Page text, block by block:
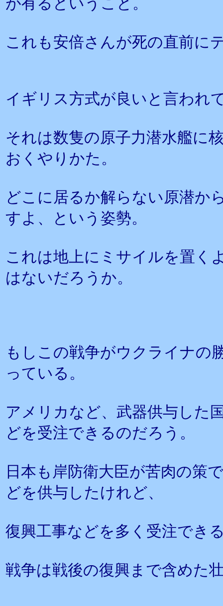
これも安倍さんが死の直前に
イギリス方式が良いと言われ
それは数隻の原子力潜水艦に
おくやりかた。
どこに居るか解らない原潜か
すよ、という姿勢。
これは地上にミサイルを置く
はないだろうか。
もしこの戦争がウクライナの
っている。
アメリカなど、武器供与した
どを受注できるのだろう。
日本も岸防衛大臣が苦肉の策
どを供与したけれど、
復興工事などを多く受注でき
戦争は戦後の復興まで含めた